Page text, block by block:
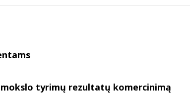
tyrimų rezultatų komercinimą